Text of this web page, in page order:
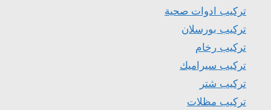
تركيب ادوات صحية
تركيب بورسلان
تركيب رخام
تركيب سيراميك
تركيب شتر
تركيب مظلات